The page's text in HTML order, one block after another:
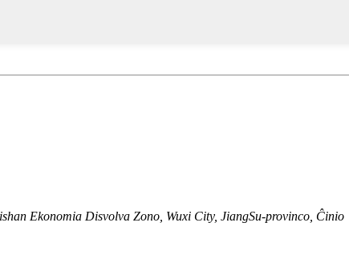
Ekonomia Disvolva Zono, Wuxi City, JiangSu-provinco, Ĉinio